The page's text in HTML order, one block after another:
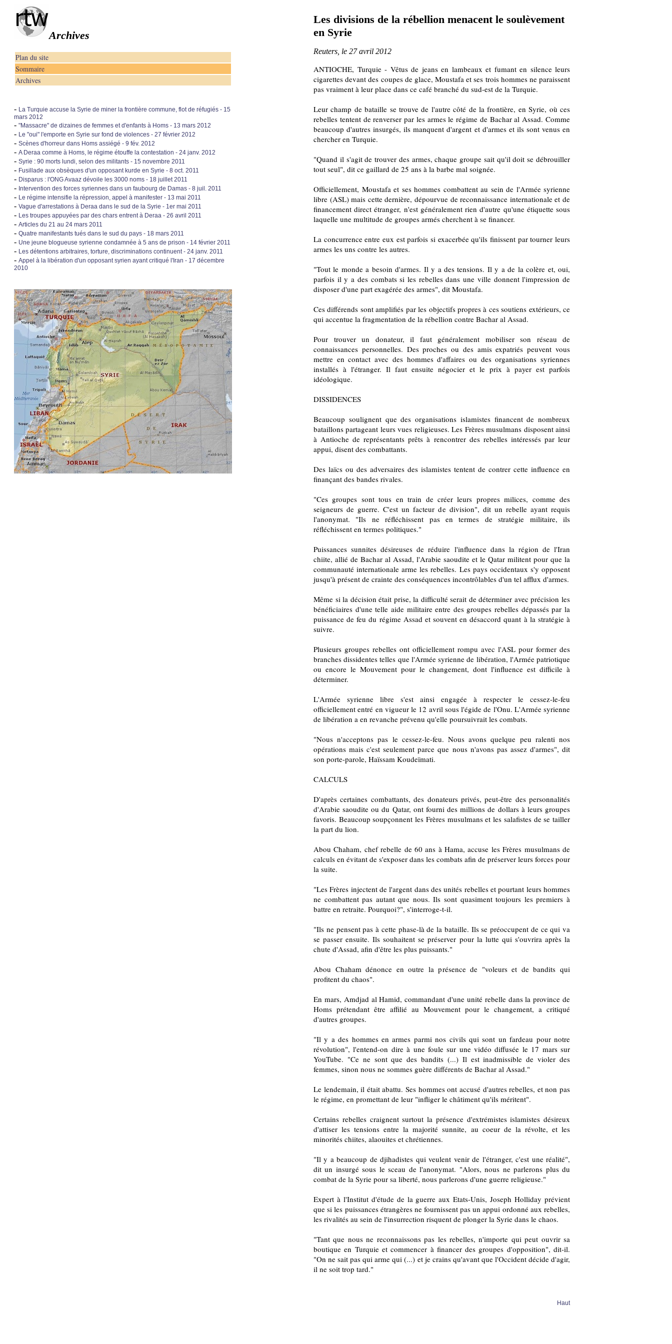
Archives
Plan du site
Sommaire
Archives
- La Turquie accuse la Syrie de miner la frontière commune, flot de réfugiés - 15
mars 2012
- "Massacre" de dizaines de femmes et d'enfants à Homs - 13 mars 2012
- Le "oui" l'emporte en Syrie sur fond de violences - 27 février 2012
- Scènes d'horreur dans Homs assiégé - 9 fév. 2012
- A Deraa comme à Homs, le régime étouffe la contestation - 24 janv. 2012
- Syrie : 90 morts lundi, selon des militants - 15 novembre 2011
- Fusillade aux obsèques d'un opposant kurde en Syrie - 8 oct. 2011
- Disparus : l'ONG Avaaz dévoile les 3000 noms - 18 juillet 2011
- Intervention des forces syriennes dans un faubourg de Damas - 8 juil. 2011
- Le régime intensifie la répression, appel à manifester - 13 mai 2011
- Vague d'arrestations à Deraa dans le sud de la Syrie - 1er mai 2011
- Les troupes appuyées par des chars entrent à Deraa - 26 avril 2011
- Articles du 21 au 24 mars 2011
- Quatre manifestants tués dans le sud du pays - 18 mars 2011
- Une jeune blogueuse syrienne condamnée à 5 ans de prison - 14 février 2011
- Les détentions arbitraires, torture, discriminations continuent - 24 janv. 2011
- Appel à la libération d'un opposant syrien ayant critiqué l'Iran - 17 décembre
2010
Les divisions de la rébellion menacent le soulèvement
en Syrie
Reuters, le 27 avril 2012
ANTIOCHE, Turquie - Vêtus de jeans en lambeaux et fumant en silence leurs
cigarettes devant des coupes de glace, Moustafa et ses trois hommes ne paraissent
pas vraiment à leur place dans ce café branché du sud-est de la Turquie.
Leur champ de bataille se trouve de l'autre côté de la frontière, en Syrie, où ces
rebelles tentent de renverser par les armes le régime de Bachar al Assad. Comme
beaucoup d'autres insurgés, ils manquent d'argent et d'armes et ils sont venus en
chercher en Turquie.
"Quand il s'agit de trouver des armes, chaque groupe sait qu'il doit se débrouiller
tout seul", dit ce gaillard de 25 ans à la barbe mal soignée.
Officiellement, Moustafa et ses hommes combattent au sein de l'Armée syrienne
libre (ASL) mais cette dernière, dépourvue de reconnaissance internationale et de
financement direct étranger, n'est généralement rien d'autre qu'une étiquette sous
laquelle une multitude de groupes armés cherchent à se financer.
La concurrence entre eux est parfois si exacerbée qu'ils finissent par tourner leurs
armes les uns contre les autres.
"Tout le monde a besoin d'armes. Il y a des tensions. Il y a de la colère et, oui,
parfois il y a des combats si les rebelles dans une ville donnent l'impression de
disposer d'une part exagérée des armes", dit Moustafa.
Ces différends sont amplifiés par les objectifs propres à ces soutiens extérieurs, ce
qui accentue la fragmentation de la rébellion contre Bachar al Assad.
Pour trouver un donateur, il faut généralement mobiliser son réseau de
connaissances personnelles. Des proches ou des amis expatriés peuvent vous
mettre en contact avec des hommes d'affaires ou des organisations syriennes
installés à l'étranger. Il faut ensuite négocier et le prix à payer est parfois
idéologique.
DISSIDENCES
Beaucoup soulignent que des organisations islamistes financent de nombreux
bataillons partageant leurs vues religieuses. Les Frères musulmans disposent ainsi
à Antioche de représentants prêts à rencontrer des rebelles intéressés par leur
appui, disent des combattants.
Des laïcs ou des adversaires des islamistes tentent de contrer cette influence en
finançant des bandes rivales.
"Ces groupes sont tous en train de créer leurs propres milices, comme des
seigneurs de guerre. C'est un facteur de division", dit un rebelle ayant requis
l'anonymat. "Ils ne réfléchissent pas en termes de stratégie militaire, ils
réfléchissent en termes politiques."
Puissances sunnites désireuses de réduire l'influence dans la région de l'Iran
chiite, allié de Bachar al Assad, l'Arabie saoudite et le Qatar militent pour que la
communauté internationale arme les rebelles. Les pays occidentaux s'y opposent
jusqu'à présent de crainte des conséquences incontrôlables d'un tel afflux d'armes.
Même si la décision était prise, la difficulté serait de déterminer avec précision les
bénéficiaires d'une telle aide militaire entre des groupes rebelles dépassés par la
puissance de feu du régime Assad et souvent en désaccord quant à la stratégie à
suivre.
Plusieurs groupes rebelles ont officiellement rompu avec l'ASL pour former des
branches dissidentes telles que l'Armée syrienne de libération, l'Armée patriotique
ou encore le Mouvement pour le changement, dont l'influence est difficile à
déterminer.
L'Armée syrienne libre s'est ainsi engagée à respecter le cessez-le-feu
officiellement entré en vigueur le 12 avril sous l'égide de l'Onu. L'Armée syrienne
de libération a en revanche prévenu qu'elle poursuivrait les combats.
"Nous n'acceptons pas le cessez-le-feu. Nous avons quelque peu ralenti nos
opérations mais c'est seulement parce que nous n'avons pas assez d'armes", dit
son porte-parole, Haïssam Koudeïmati.
CALCULS
D'après certaines combattants, des donateurs privés, peut-être des personnalités
d'Arabie saoudite ou du Qatar, ont fourni des millions de dollars à leurs groupes
favoris. Beaucoup soupçonnent les Frères musulmans et les salafistes de se tailler
la part du lion.
Abou Chaham, chef rebelle de 60 ans à Hama, accuse les Frères musulmans de
calculs en évitant de s'exposer dans les combats afin de préserver leurs forces pour
la suite.
"Les Frères injectent de l'argent dans des unités rebelles et pourtant leurs hommes
ne combattent pas autant que nous. Ils sont quasiment toujours les premiers à
battre en retraite. Pourquoi?", s'interroge-t-il.
"Ils ne pensent pas à cette phase-là de la bataille. Ils se préoccupent de ce qui va
se passer ensuite. Ils souhaitent se préserver pour la lutte qui s'ouvrira après la
chute d'Assad, afin d'être les plus puissants."
Abou Chaham dénonce en outre la présence de "voleurs et de bandits qui
profitent du chaos".
En mars, Amdjad al Hamid, commandant d'une unité rebelle dans la province de
Homs prétendant être affilié au Mouvement pour le changement, a critiqué
d'autres groupes.
"Il y a des hommes en armes parmi nos civils qui sont un fardeau pour notre
révolution", l'entend-on dire à une foule sur une vidéo diffusée le 17 mars sur
YouTube. "Ce ne sont que des bandits (...) Il est inadmissible de violer des
femmes, sinon nous ne sommes guère différents de Bachar al Assad."
Le lendemain, il était abattu. Ses hommes ont accusé d'autres rebelles, et non pas
le régime, en promettant de leur "infliger le châtiment qu'ils méritent".
Certains rebelles craignent surtout la présence d'extrémistes islamistes désireux
d'attiser les tensions entre la majorité sunnite, au coeur de la révolte, et les
minorités chiites, alaouites et chrétiennes.
"Il y a beaucoup de djihadistes qui veulent venir de l'étranger, c'est une réalité",
dit un insurgé sous le sceau de l'anonymat. "Alors, nous ne parlerons plus du
combat de la Syrie pour sa liberté, nous parlerons d'une guerre religieuse."
Expert à l'Institut d'étude de la guerre aux Etats-Unis, Joseph Holliday prévient
que si les puissances étrangères ne fournissent pas un appui ordonné aux rebelles,
les rivalités au sein de l'insurrection risquent de plonger la Syrie dans le chaos.
"Tant que nous ne reconnaissons pas les rebelles, n'importe qui peut ouvrir sa
boutique en Turquie et commencer à financer des groupes d'opposition", dit-il.
"On ne sait pas qui arme qui (...) et je crains qu'avant que l'Occident décide d'agir,
il ne soit trop tard."
Haut